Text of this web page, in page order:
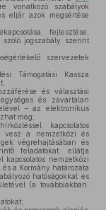
vonatkozó szabályok
eljár azok megsértése
fejlesztése,
jogszabály szerint
szervezetek
Támogatási Kassza
és választási
és zavartalan
– az elektronikus
meg;
kapcsolatos
vesz a nemzetközi és
végrehajtásában és
feladatokat, ellátja
kapcsolatos nemzetközi
a Kormány határozata
hatóságokkal és
(a továbbiakban: